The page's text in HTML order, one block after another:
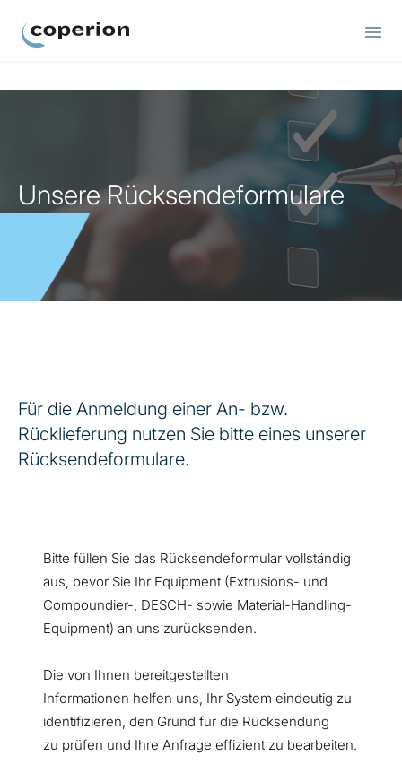
Unsere Rücksendeformulare
Für die Anmeldung einer An- bzw.
Rücklieferung nutzen Sie bitte eines unserer
Rücksendeformulare.
Bitte füllen Sie das Rücksendeformular vollständig
aus, bevor Sie Ihr Equipment (Extrusions- und
Compoundier-, DESCH- sowie Material-Handling-
Equipment) an uns zurücksenden.
Die von Ihnen bereitgestellten
Informationen helfen uns, Ihr System eindeutig zu
identifizieren, den Grund für die Rücksendung
zu prüfen und Ihre Anfrage effizient zu bearbeiten.